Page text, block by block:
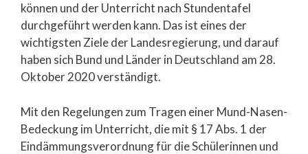
können und der Unterricht nach Stundentafel
durchgeführt werden kann. Das ist eines der
wichtigsten Ziele der Landesregierung, und darauf
haben sich Bund und Länder in Deutschland am 28.
Oktober 2020 verständigt.
Mit den Regelungen zum Tragen einer Mund-Nasen-
Bedeckung im Unterricht, die mit § 17 Abs. 1 der
Eindämmungsverordnung für die Schülerinnen und